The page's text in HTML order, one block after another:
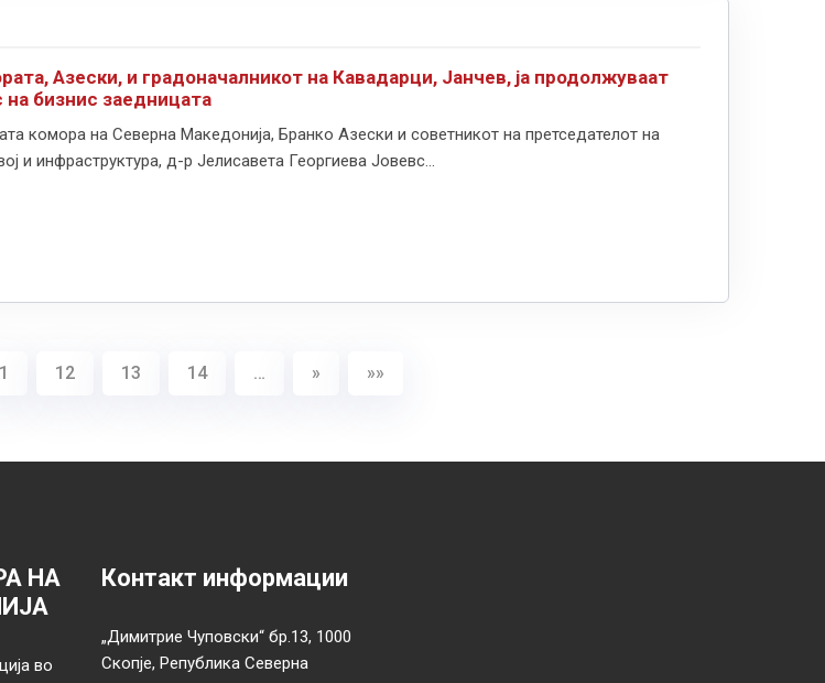
Азески, и градоначалникот на Кавадарци, Јанчев, ја продолжуваат
на бизнис заедницата
комора на Северна Македонија, Бранко Азески и советникот на претседателот на
и инфраструктура, д-р Јелисавета Георгиева Јовевс...
12 13 14 … » »»
НА
во
Контакт информации
„Димитрие Чуповски“ бр.13, 1000
Скопје, Република Северна